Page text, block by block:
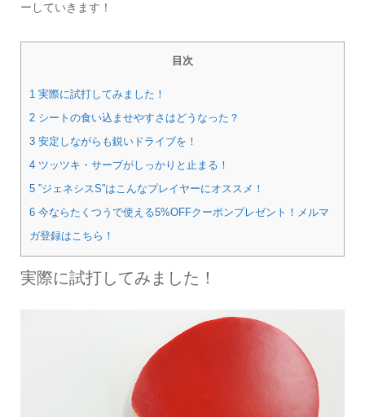
ーしていきます！
目次
1 実際に試打してみました！
2 シートの食い込ませやすさはどうなった？
3 安定しながらも鋭いドライブを！
4 ツッツキ・サーブがしっかりと止まる！
5 ”ジェネシスS”はこんなプレイヤーにオススメ！
6 今ならたくつうで使える5%OFFクーポンプレゼント！メルマ
ガ登録はこちら！
実際に試打してみました！